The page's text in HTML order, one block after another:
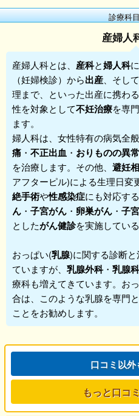
診療科
産婦人
産婦人科とは、 産科と婦人科
（妊婦検診）から出産 、そして
理まで、といった出産に携わ
性を対象として不妊治療を専
ます。
婦人科は、女性特有の病気全般
痛 ・ 不正出血 ・ おりものの異常
を治療します。その他、 避妊
アフターピル)による生理日変
絶手術や性感染症にも対応す
ん ・ 子宮がん ・ 卵巣がん ・ 子
としたがん健診を実施してい
おっぱい(乳腺)に関する診断
ていますが、 乳腺外科・ 乳腺科
療科も増えてきています。お
合は、このような乳腺を専門
ことをお勧めします。
口コミ以
もっと口コ